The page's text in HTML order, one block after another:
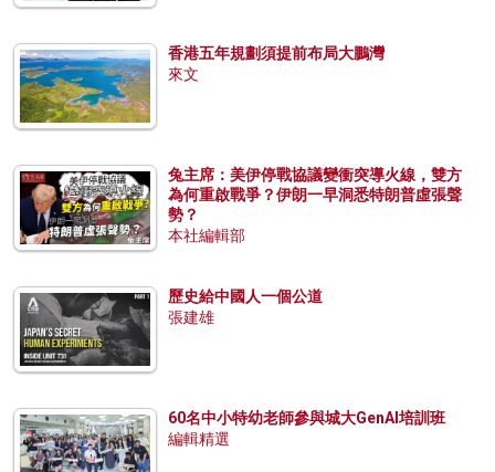
香港五年規劃須提前布局大鵬灣
來文
兔主席：美伊停戰協議變衝突導火線，雙方
為何重啟戰爭？伊朗一早洞悉特朗普虛張聲
勢？
本社編輯部
歷史給中國人一個公道
張建雄
60名中小特幼老師參與城大GenAI培訓班
編輯精選